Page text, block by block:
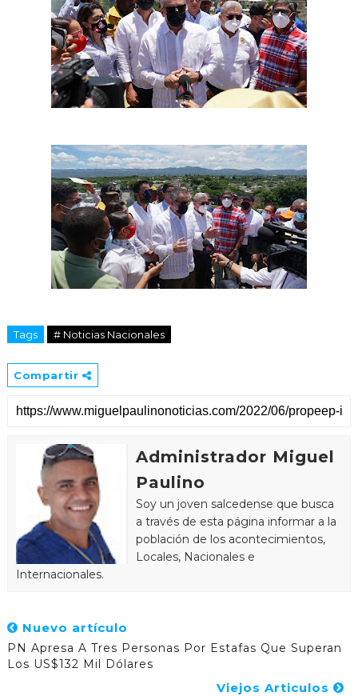
Tags # Noticias Nacionales
Compartir
Administrador Miguel
Paulino
Soy un joven salcedense que busca
a través de esta página informar a la
población de los acontecimientos,
Locales, Nacionales e
Internacionales.
Nuevo artículo
PN Apresa A Tres Personas Por Estafas Que Superan
Los US$132 Mil Dólares
Viejos Articulos